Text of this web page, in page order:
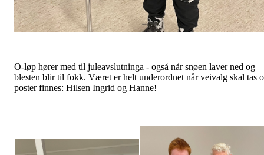
O-løp hører med til juleavslutninga - også når snøen laver ned og
blesten blir til fokk. Været er helt underordnet når veivalg skal tas
poster finnes: Hilsen Ingrid og Hanne!